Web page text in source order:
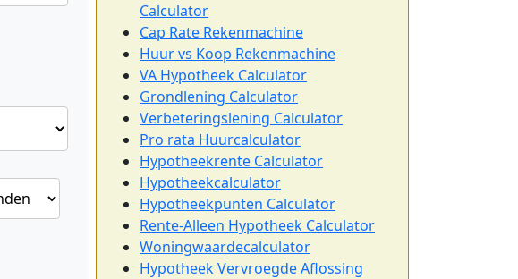
Calculator
Cap Rate Rekenmachine
Huur vs Koop Rekenmachine
VA Hypotheek Calculator
Grondlening Calculator
Verbeteringslening Calculator
Pro rata Huurcalculator
Hypotheekrente Calculator
Hypotheekcalculator
Hypotheekpunten Calculator
Rente-Alleen Hypotheek Calculator
Woningwaardecalculator
Hypotheek Vervroegde Aflossing